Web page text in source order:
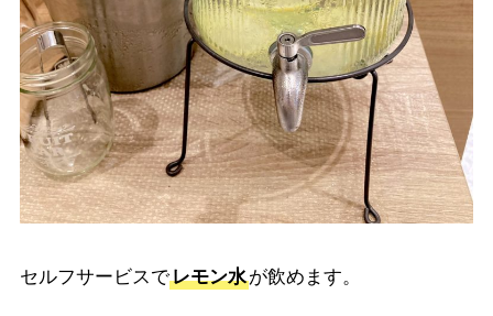
セルフサービスでレモン水が飲めます。